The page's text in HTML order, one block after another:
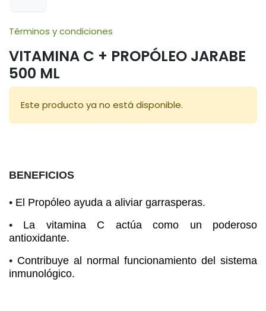
Términos y condiciones
VITAMINA C + PROPÓLEO JARABE
500 ML
Este producto ya no está disponible.
BENEFICIOS
• El Propóleo ayuda a aliviar garrasperas.
• La vitamina C actúa como un poderoso
antioxidante.
• Contribuye al normal funcionamiento del sistema
inmunológico.